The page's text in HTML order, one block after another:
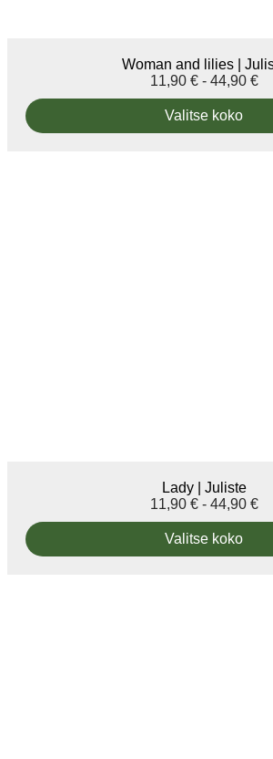
Woman and lilies |
11,90 € - 44,90 €
Valitse koko
Lady | Juliste
11,90 € - 44,90 €
Valitse koko